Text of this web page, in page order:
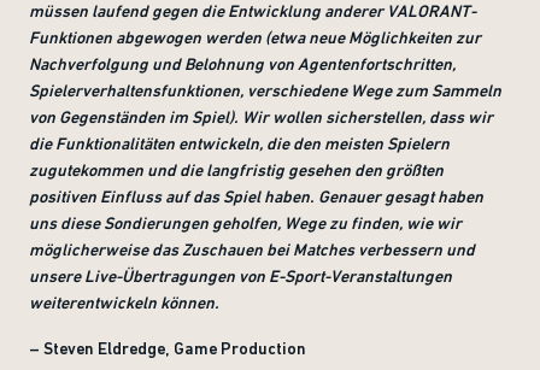
müssen laufend gegen die Entwicklung anderer VALORANT-
Funktionen abgewogen werden (etwa neue Möglichkeiten zur
Nachverfolgung und Belohnung von Agentenfortschritten,
Spielerverhaltensfunktionen, verschiedene Wege zum Sammeln
von Gegenständen im Spiel). Wir wollen sicherstellen, dass wir
die Funktionalitäten entwickeln, die den meisten Spielern
zugutekommen und die langfristig gesehen den größten
positiven Einfluss auf das Spiel haben. Genauer gesagt haben
uns diese Sondierungen geholfen, Wege zu finden, wie wir
möglicherweise das Zuschauen bei Matches verbessern und
unsere Live-Übertragungen von E-Sport-Veranstaltungen
weiterentwickeln können.
– Steven Eldredge, Game Production